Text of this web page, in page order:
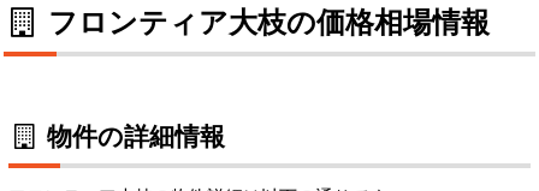
フロンティア大枝の価格相場情報
物件の詳細情報